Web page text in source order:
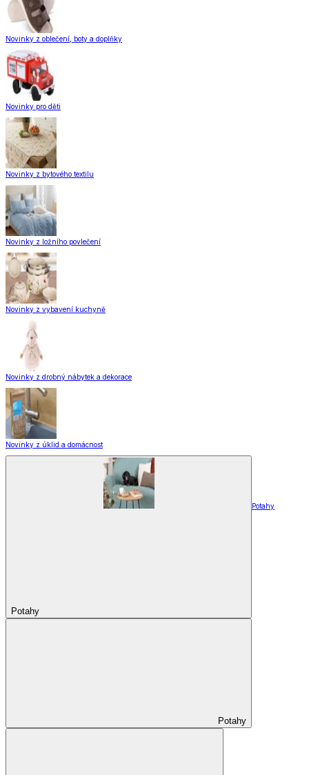
Novinky z oblečení, boty a doplňky
Novinky pro děti
Novinky z bytového textilu
Novinky z ložního povlečení
Novinky z vybavení kuchyně
Novinky z drobný nábytek a dekorace
Novinky z úklid a domácnost
Potahy
Potahy
Potahy